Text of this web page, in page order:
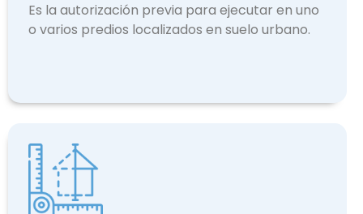
Es la autorización previa para ejecutar en uno
o varios predios localizados en suelo urbano.